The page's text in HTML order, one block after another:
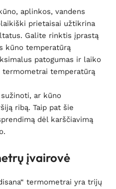
aplinkos, vandens
prietaisai užtikrina
Galite rinktis įprastą
kūno temperatūrą
patogumas ir laiko
termometrai temperatūrą
ar kūno
ribą. Taip pat šie
dėl karščiavimą
įvairovė
termometrai yra trijų